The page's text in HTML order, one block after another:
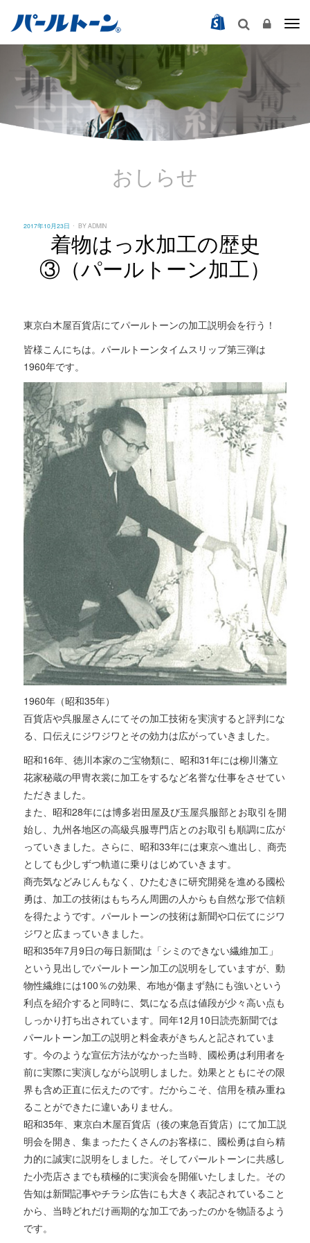
おしらせ
POSTED
2017年10月23日 BYADMIN
着物はっ水加工の歴史
③（パールトーン加工）
東京白木屋百貨店にてパールトーンの加工説明会を行う！
皆様こんにちは。パールトーンタイムスリップ第三弾は
1960年です。
1960年（昭和35年）
百貨店や呉服屋さんにてその加工技術を実演すると評判にな
る、口伝えにジワジワとその効力は広がっていきました。
昭和16年、徳川本家のご宝物類に、昭和31年には柳川藩立
花家秘蔵の甲冑衣裳に加工をするなど名誉な仕事をさせてい
ただきました。
また、昭和28年には博多岩田屋及び玉屋呉服部とお取引を開
始し、九州各地区の高級呉服専門店とのお取引も順調に広が
っていきました。さらに、昭和33年には東京へ進出し、商売
としても少しずつ軌道に乗りはじめていきます。
商売気などみじんもなく、ひたむきに研究開発を進める國松
勇は、加工の技術はもちろん周囲の人からも自然な形で信頼
を得たようです。パールトーンの技術は新聞や口伝てにジワ
ジワと広まっていきました。
昭和35年7月9日の毎日新聞は「シミのできない繊維加工」
という見出しでパールトーン加工の説明をしていますが、動
物性繊維には100％の効果、布地が傷まず熱にも強いという
利点を紹介すると同時に、気になる点は値段が少々高い点も
しっかり打ち出されています。同年12月10日読売新聞では
パールトーン加工の説明と料金表がきちんと記されていま
す。今のような宣伝方法がなかった当時、國松勇は利用者を
前に実際に実演しながら説明しました。効果とともにその限
界も含め正直に伝えたのです。だからこそ、信用を積み重ね
ることができたに違いありません。
昭和35年、東京白木屋百貨店（後の東急百貨店）にて加工説
明会を開き、集まったたくさんのお客様に、國松勇は自ら精
力的に誠実に説明をしました。そしてパールトーンに共感し
た小売店さまでも積極的に実演会を開催いたしました。その
告知は新聞記事やチラシ広告にも大きく表記されていること
から、当時どれだけ画期的な加工であったのかを物語るよう
です。